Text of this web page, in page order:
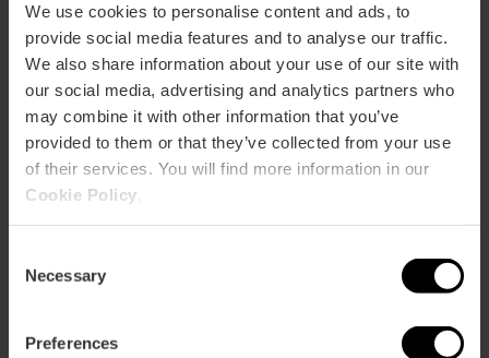
We use cookies to personalise content and ads, to
provide social media features and to analyse our traffic.
We also share information about your use of our site with
our social media, advertising and analytics partners who
may combine it with other information that you’ve
provided to them or that they’ve collected from your use
of their services. You will find more information in our
Cookie Policy
Selection
Necessary
Preferences
Arts
13/09/2026 - 13/09/2026
Directos Vibra Mahou
18/09/2026 - 18/09/2026